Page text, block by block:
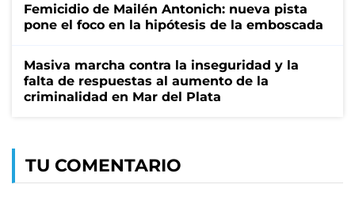
Femicidio de Mailén Antonich: nueva pista
pone el foco en la hipótesis de la emboscada
Masiva marcha contra la inseguridad y la
falta de respuestas al aumento de la
criminalidad en Mar del Plata
TU COMENTARIO